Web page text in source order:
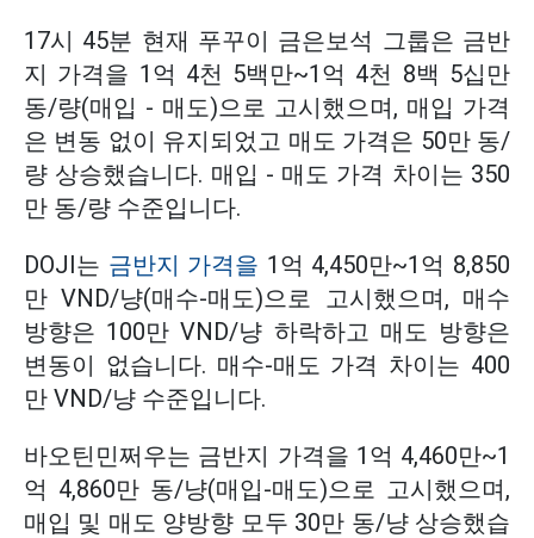
17시 45분 현재 푸꾸이 금은보석 그룹은 금반
지 가격을 1억 4천 5백만~1억 4천 8백 5십만
동/량(매입 - 매도)으로 고시했으며, 매입 가격
은 변동 없이 유지되었고 매도 가격은 50만 동/
량 상승했습니다. 매입 - 매도 가격 차이는 350
만 동/량 수준입니다.
DOJI는 금반지 가격을 1억 4,450만~1억 8,850
만 VND/냥(매수-매도)으로 고시했으며, 매수
방향은 100만 VND/냥 하락하고 매도 방향은
변동이 없습니다. 매수-매도 가격 차이는 400
만 VND/냥 수준입니다.
바오틴민쩌우는 금반지 가격을 1억 4,460만~1
억 4,860만 동/냥(매입-매도)으로 고시했으며,
매입 및 매도 양방향 모두 30만 동/냥 상승했습